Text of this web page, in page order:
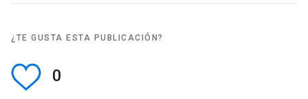
¿TE GUSTA ESTA PUBLICACIÓN?
0